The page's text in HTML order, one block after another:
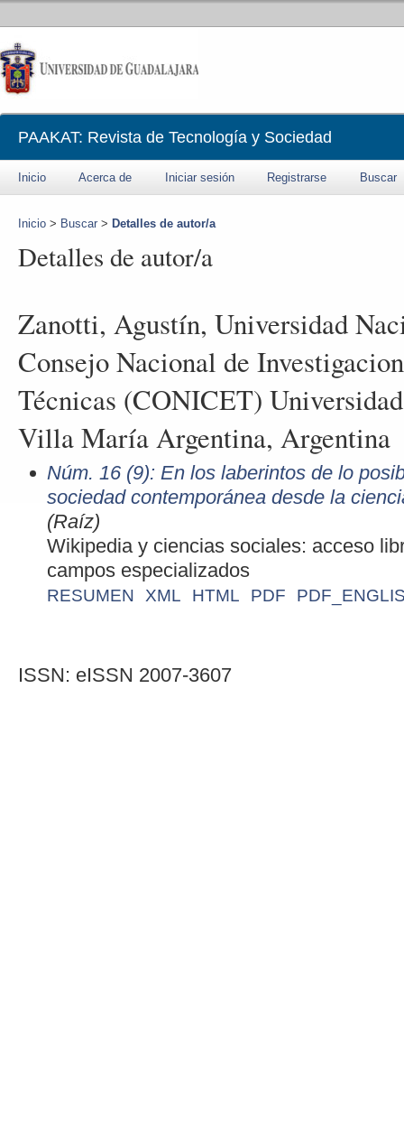
PAAKAT: Revista de Tecnología y Sociedad
Inicio Acerca de Iniciar sesión Registrarse Buscar
Inicio > Buscar > Detalles de autor/a
Detalles de autor/a
Zanotti, Agustín, Universidad
Consejo Nacional de
Técnicas (CONICET)
Villa María Argentina, Argentina
Núm. 16 (9): En los laberintos de lo
sociedad contemporánea desde la
(Raíz)
Wikipedia y ciencias sociales: acceso
campos especializados
RESUMEN XML HTML PDF
ISSN: eISSN 2007-3607